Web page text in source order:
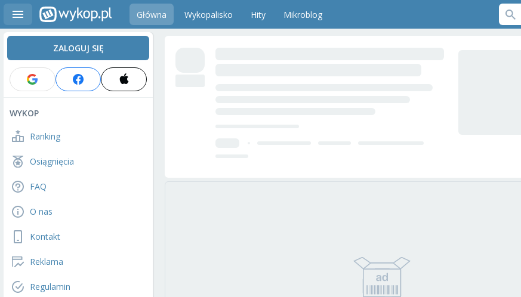
Główna Wykopalisko Hity Mikroblog
ZALOGUJ SIĘ
WYKOP
Ranking
Osiągnięcia
FAQ
O nas
Kontakt
Reklama
Regulamin